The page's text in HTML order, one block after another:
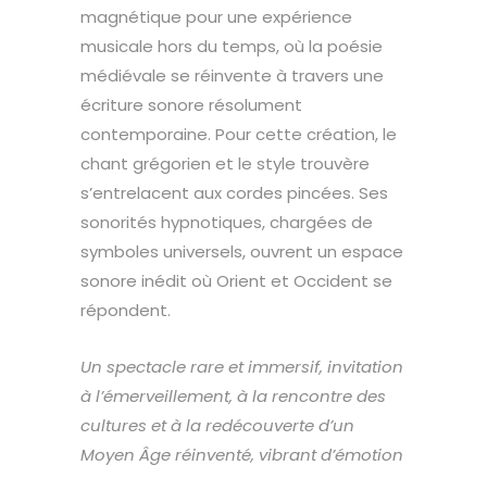
magnétique pour une expérience
musicale hors du temps, où la poésie
médiévale se réinvente à travers une
écriture sonore résolument
contemporaine. Pour cette création, le
chant grégorien et le style trouvère
s’entrelacent aux cordes pincées. Ses
sonorités hypnotiques, chargées de
symboles universels, ouvrent un espace
sonore inédit où Orient et Occident se
répondent.
Un spectacle rare et immersif, invitation
à l’émerveillement, à la rencontre des
cultures et à la redécouverte d’un
Moyen Âge réinventé, vibrant d’émotion